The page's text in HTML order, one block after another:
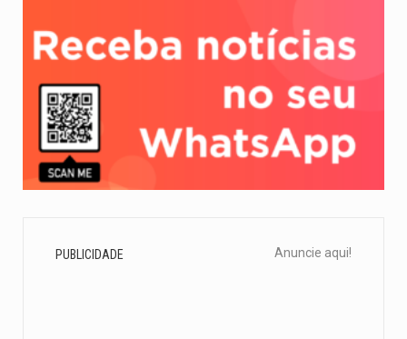
PUBLICIDADE Anuncie aqui!